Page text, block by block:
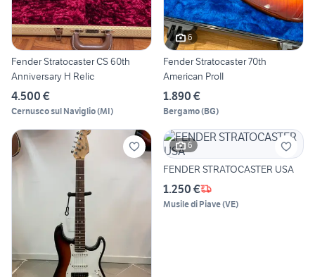
Fender Stratocaster CS 60th
Anniversary H Relic
4.500 €
Cernusco sul Naviglio(MI)
6
Fender Stratocaster 70th
American ProII
1.890 €
Bergamo(BG)
6
FENDER STRATOCASTER USA
1.250 €
Musile di Piave(VE)